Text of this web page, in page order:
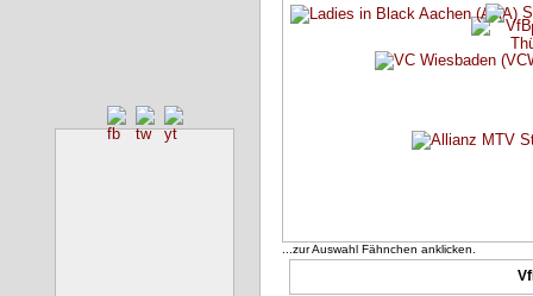
...zur Auswahl Fähnchen anklicken.